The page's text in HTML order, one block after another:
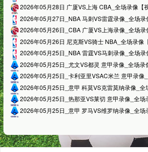
2026年05月28日 广厦VS上海 CBA_全场录像【
2026年05月27日_NBA 马刺VS雷霆录像_全场录
2026年05月26日_CBA 广厦VS上海录像_全场录
2026年05月26日 尼克斯VS骑士 NBA_全场录像
2026年05月25日_NBA 雷霆VS马刺录像_全场录
2026年05月25日_尤文VS都灵 意甲录像_全场录
2026年05月25日_卡利亚里VSAC米兰 意甲录像_
2026年05月25日_意甲 科莫VS克雷莫纳录像_全
2026年05月25日_热那亚VS莱切 意甲录像_全场
2026年05月25日_意甲 罗马VS维罗纳录像_全场